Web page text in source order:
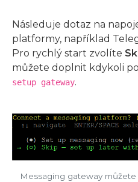
Následuje dotaz na
platformy, například
Pro rychlý start zvolíte
můžete doplnit kdykoli
setup gateway.
Messaging gateway